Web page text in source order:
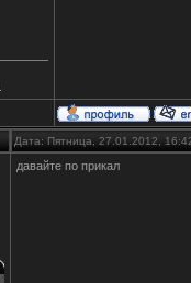
Дата: Пятница, 27.01.2012,
давайте по прикал